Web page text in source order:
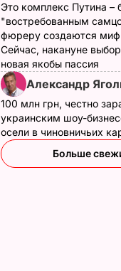
Это комплекс Путина –
"востребованным
фюреру создаются
Сейчас, накануне
новая якобы пассия
Александр
100 млн грн, честно
украинским шоу-
осели в чиновничьих
Больше